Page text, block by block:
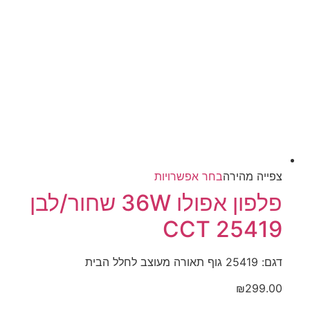
צפייה‬ ‫מהירה‬בחר אפשרויותלמוצר
זה
יש
ניתן
פלפון אפולו 36W שחור/לבן
CCT 25419
דגם: 25419 גוף תאורה מעוצב לחלל הבית
₪299.00